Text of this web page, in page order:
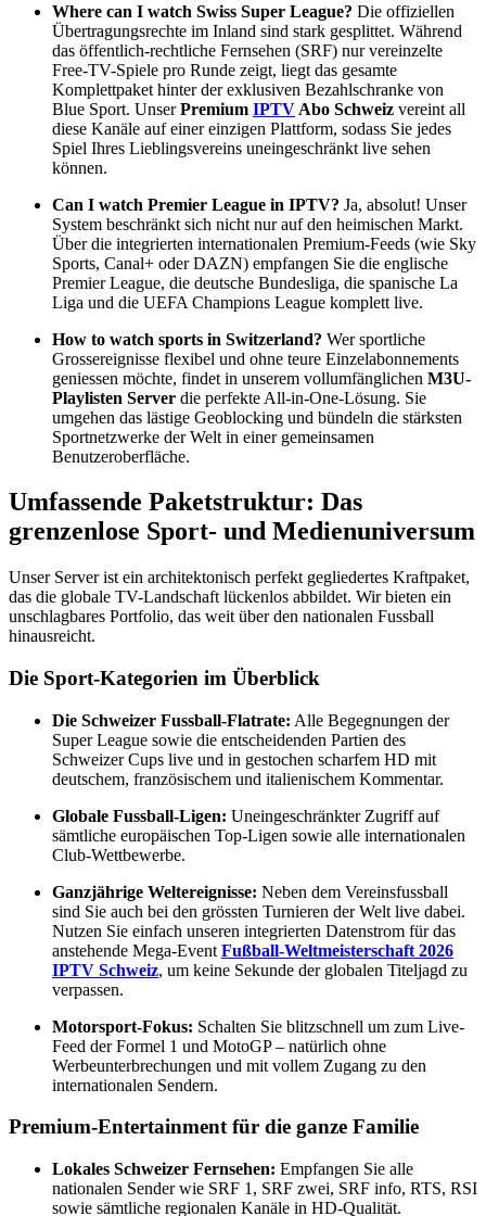
Where can I watch Swiss Super League? Die offiziellen
Übertragungsrechte im Inland sind stark gesplittet. Während
das öffentlich-rechtliche Fernsehen (SRF) nur vereinzelte
Free-TV-Spiele pro Runde zeigt, liegt das gesamte
Komplettpaket hinter der exklusiven Bezahlschranke von
Blue Sport. UnserPremium IPTV Abo Schweiz vereint all
diese Kanäle auf einer einzigen Plattform, sodass Sie jedes
Spiel Ihres Lieblingsvereins uneingeschränkt live sehen
können.
Can I watch Premier League in IPTV? Ja, absolut! Unser
System beschränkt sich nicht nur auf den heimischen Markt.
Über die integrierten internationalen Premium-Feeds (wie Sky
Sports, Canal+ oder DAZN) empfangen Sie die englische
Premier League, die deutsche Bundesliga, die spanische La
Liga und die UEFA Champions League komplett live.
How to watch sports in Switzerland? Wer sportliche
Grossereignisse flexibel und ohne teure Einzelabonnements
geniessen möchte, findet in unserem vollumfänglichen M3U-
Playlisten Server die perfekte All-in-One-Lösung. Sie
umgehen das lästige Geoblocking und bündeln die stärksten
Sportnetzwerke der Welt in einer gemeinsamen
Benutzeroberfläche.
Umfassende Paketstruktur: Das
grenzenlose Sport- und Medienuniversum
Unser Server ist ein architektonisch perfekt gegliedertes Kraftpaket,
das die globale TV-Landschaft lückenlos abbildet. Wir bieten ein
unschlagbares Portfolio, das weit über den nationalen Fussball
hinausreicht.
Die Sport-Kategorien im Überblick
Die Schweizer Fussball-Flatrate: Alle Begegnungen der
Super League sowie die entscheidenden Partien des
Schweizer Cups live und in gestochen scharfem HD mit
deutschem, französischem und italienischem Kommentar.
Globale Fussball-Ligen: Uneingeschränkter Zugriff auf
sämtliche europäischen Top-Ligen sowie alle internationalen
Club-Wettbewerbe.
Ganzjährige Weltereignisse: Neben dem Vereinsfussball
sind Sie auch bei den grössten Turnieren der Welt live dabei.
Nutzen Sie einfach unseren integrierten Datenstrom für das
anstehende Mega-Event Fußball-Weltmeisterschaft 2026
IPTV Schweiz, um keine Sekunde der globalen Titeljagd zu
verpassen.
Motorsport-Fokus: Schalten Sie blitzschnell um zum Live-
Feed der Formel 1 und MotoGP – natürlich ohne
Werbeunterbrechungen und mit vollem Zugang zu den
internationalen Sendern.
Premium-Entertainment für die ganze Familie
Lokales Schweizer Fernsehen: Empfangen Sie alle
nationalen Sender wie SRF 1, SRF zwei, SRF info, RTS, RSI
sowie sämtliche regionalen Kanäle in HD-Qualität.